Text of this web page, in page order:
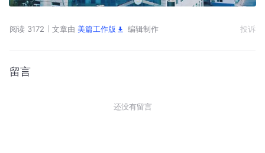
阅读 3172 文章由 美篇工作版 编辑制作 投诉
留言
还没有留言